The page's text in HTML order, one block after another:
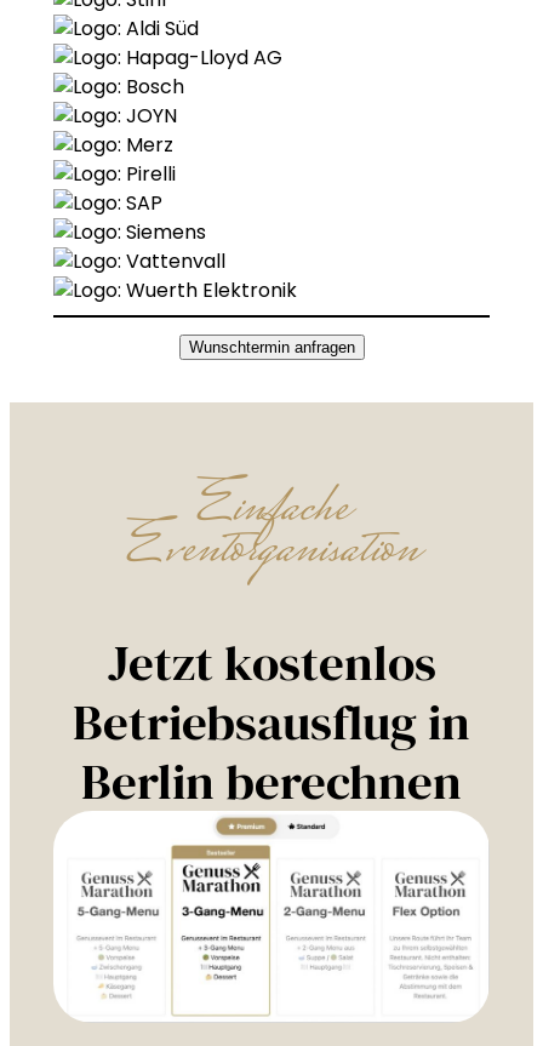
Wunschtermin anfragen
Einfache
Eventorganisation
Jetzt kostenlos
Betriebsausflug in
Berlin berechnen